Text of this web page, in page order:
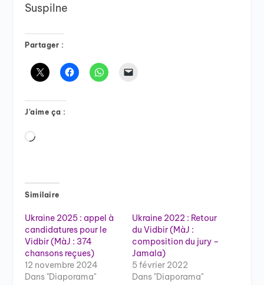
Suspilne
Partager :
J’aime ça :
Chargement…
Similaire
Ukraine 2025 : appel à
candidatures pour le
Vidbir (MàJ : 374
chansons reçues)
12 novembre 2024
Dans "Diaporama"
Ukraine 2022 : Retour
du Vidbir (MàJ :
composition du jury –
Jamala)
5 février 2022
Dans "Diaporama"